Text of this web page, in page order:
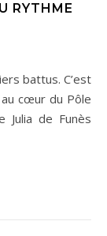
RYTHME
cœur du Pôle
Julia de Funès